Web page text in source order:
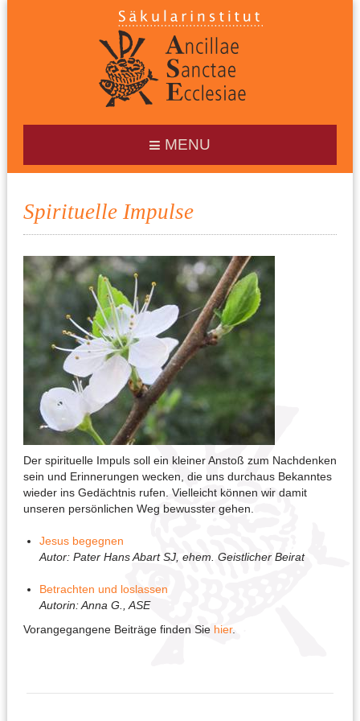
MENU
Spirituelle Impulse
Der spirituelle Impuls soll ein kleiner Anstoß zum Nachdenken
sein und Erinnerungen wecken, die uns durchaus Bekanntes
wieder ins Gedächtnis rufen. Vielleicht können wir damit
unseren persönlichen Weg bewusster gehen.
Jesus begegnen
Autor: Pater Hans Abart SJ, ehem. Geistlicher Beirat
Betrachten und loslassen
Autorin: Anna G., ASE
Vorangegangene Beiträge finden Sie hier.